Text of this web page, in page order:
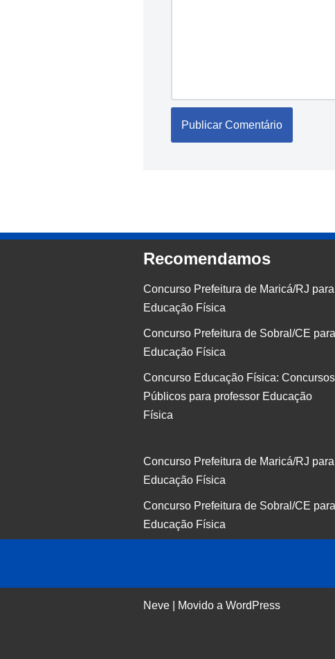
Recomendamos
Concurso Prefeitura de Maricá/RJ para
Educação Física
Concurso Prefeitura de Sobral/CE para
Educação Física
Concurso Educação Física: Concursos
Públicos para professor Educação
Física
Concurso Prefeitura de Maricá/RJ para
Educação Física
Concurso Prefeitura de Sobral/CE para
Educação Física
Neve | Movido a WordPress